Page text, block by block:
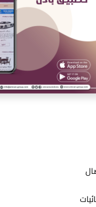
تطبيق أنا محترف Iam Pro